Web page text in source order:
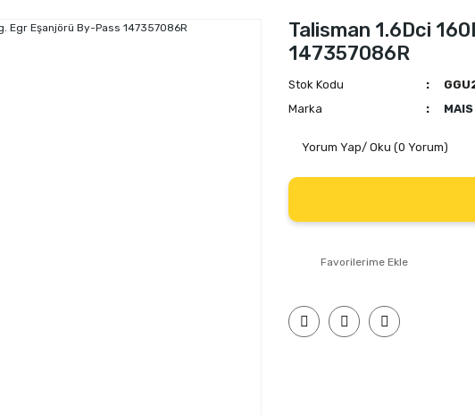
Talisman 1.6Dci
147357086R
Stok Kodu
Marka
MAIS
Yorum Yap/ Oku (0 Yorum)